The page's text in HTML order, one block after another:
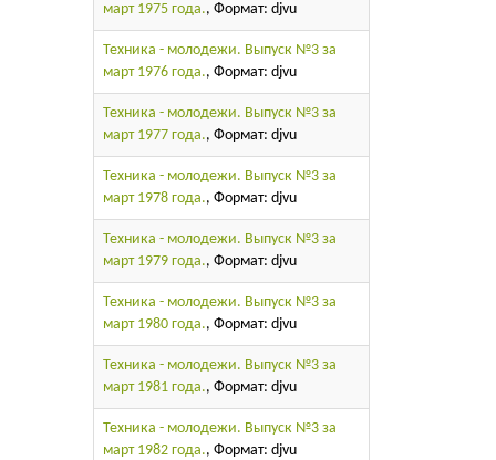
март 1975 года., Формат: djvu
Техника - молодежи. Выпуск №3 за
март 1976 года., Формат: djvu
Техника - молодежи. Выпуск №3 за
март 1977 года., Формат: djvu
Техника - молодежи. Выпуск №3 за
март 1978 года., Формат: djvu
Техника - молодежи. Выпуск №3 за
март 1979 года., Формат: djvu
Техника - молодежи. Выпуск №3 за
март 1980 года., Формат: djvu
Техника - молодежи. Выпуск №3 за
март 1981 года., Формат: djvu
Техника - молодежи. Выпуск №3 за
март 1982 года., Формат: djvu